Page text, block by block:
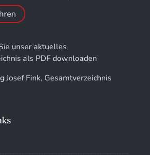
R
Sch
St
unser aktuelles
als PDF downloaden